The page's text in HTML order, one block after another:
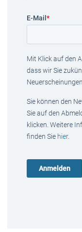
E-Mail *
Mit Klick auf den
dass wir Sie
Sie können den
Sie auf den
klicken. Weitere
finden Sie hier.